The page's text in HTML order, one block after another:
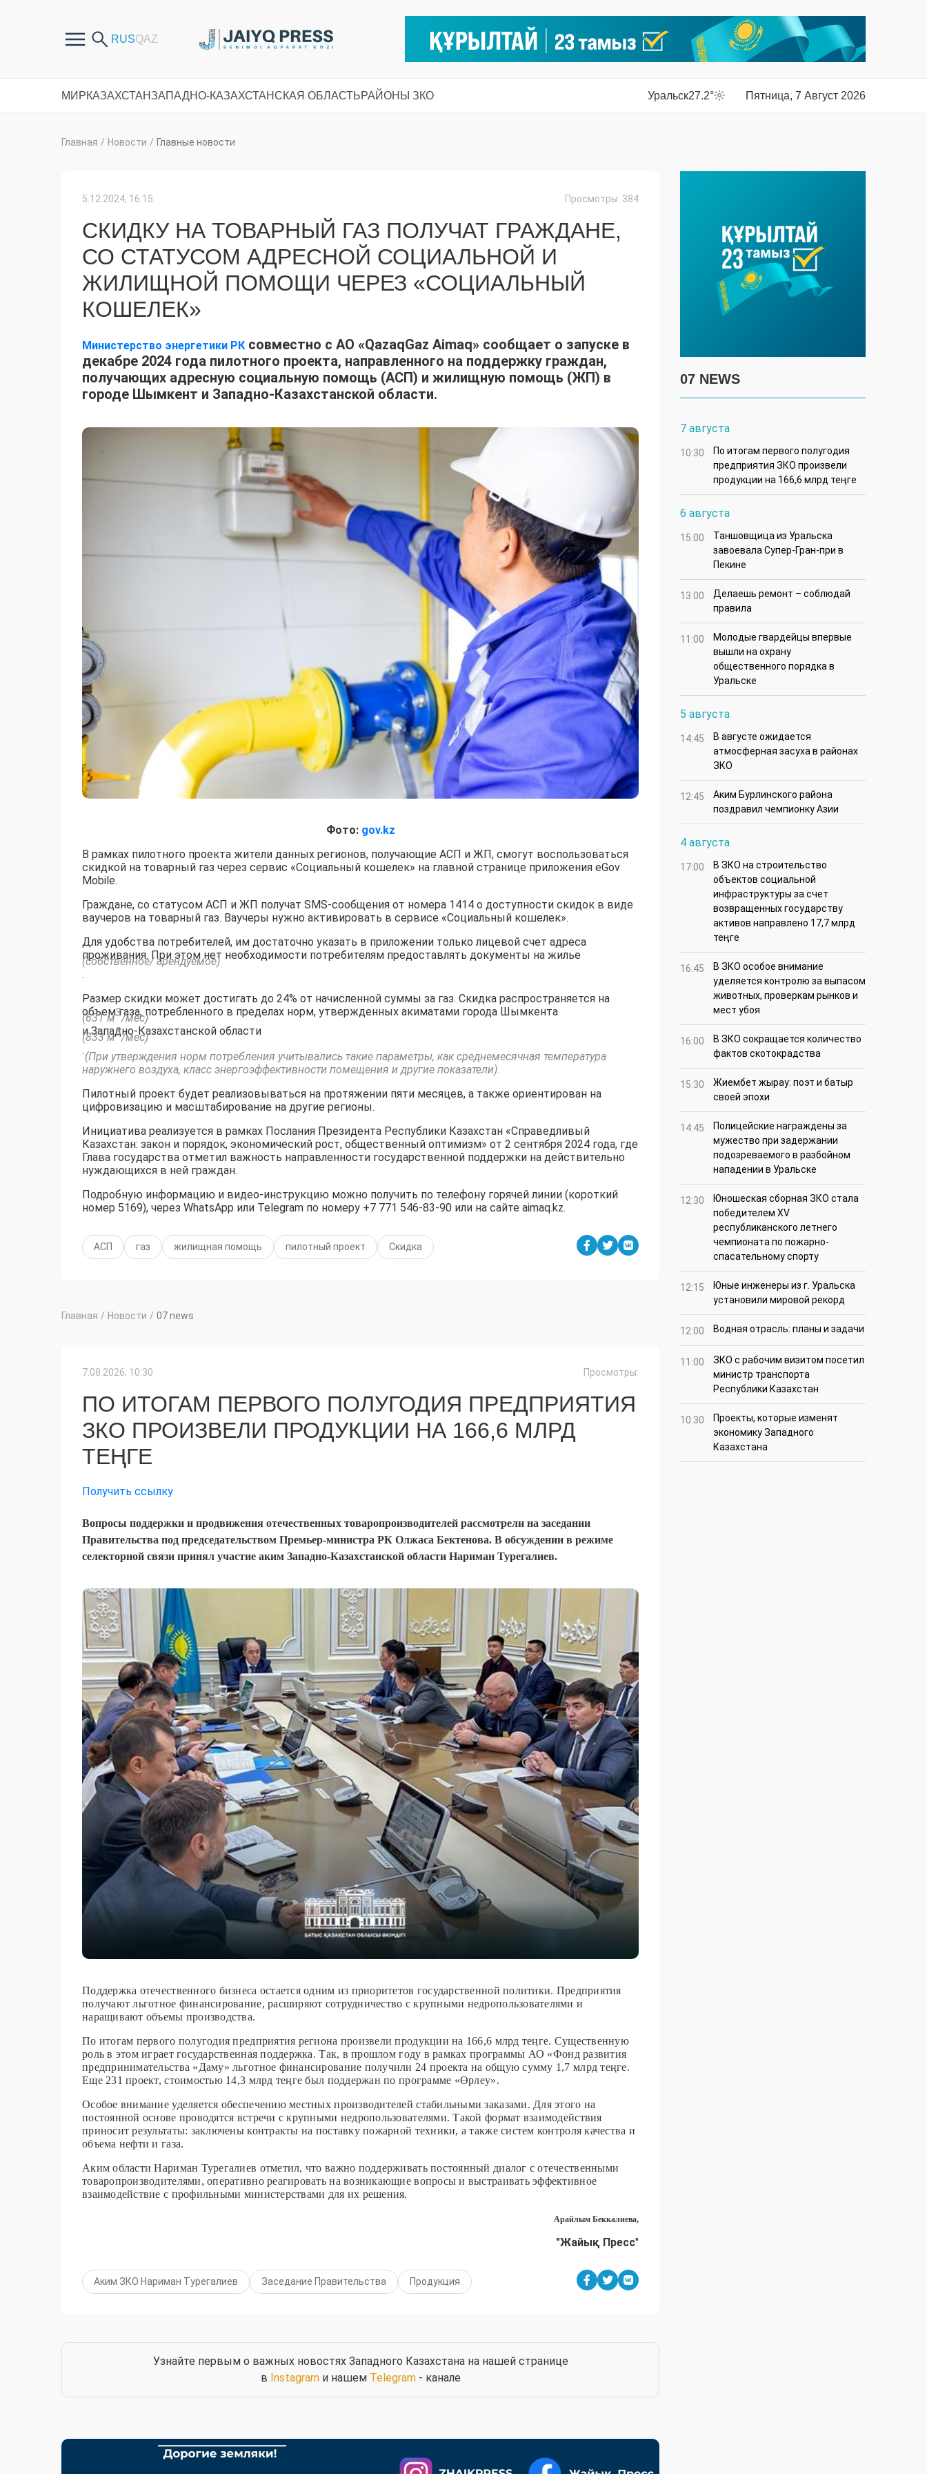
МИРКАЗАХСТАНЗАПАДНО-КАЗАХСТАНСКАЯ ОБЛАСТЬРАЙОНЫ ЗКО Уральск27.2° Пятница, 7 Август 2026
Главная / Новости / Главные новости
5.12.2024, 16:15 Просмотры: 384
СКИДКУ НА ТОВАРНЫЙ ГАЗ ПОЛУЧАТ ГРАЖДАНЕ,
СО СТАТУСОМ АДРЕСНОЙ СОЦИАЛЬНОЙ И
ЖИЛИЩНОЙ ПОМОЩИ ЧЕРЕЗ «СОЦИАЛЬНЫЙ
КОШЕЛЕК»
Министерство энергетики РК совместно с АО «QazaqGaz Aimaq» сообщает о запуске в
декабре 2024 года пилотного проекта, направленного на поддержку граждан,
получающих адресную социальную помощь (АСП) и жилищную помощь (ЖП) в
городе Шымкент и Западно-Казахстанской области.
Фото: gov.kz
В рамках пилотного проекта жители данных регионов, получающие АСП и ЖП, смогут воспользоваться
скидкой на товарный газ через сервис «Социальный кошелек» на главной странице приложения eGov
Mobile.
Граждане, со статусом АСП и ЖП получат SMS-сообщения от номера 1414 о доступности скидок в виде
ваучеров на товарный газ. Ваучеры нужно активировать в сервисе «Социальный кошелек».
Для удобства потребителей, им достаточно указать в приложении только лицевой счет адреса
проживания. При этом нет необходимости потребителям предоставлять документы на жилье
(собственное/ арендуемое)
.
Размер скидки может достигать до 24% от начисленной суммы за газ. Скидка распространяется на
объем газа, потребленного в пределах норм, утвержденных акиматами города Шымкента
(631 м3/мес)
и Западно-Казахстанской области
(833 м3/мес)
.(При утверждения норм потребления учитывались такие параметры, как среднемесячная температура
наружнего воздуха, класс энергоэффективности помещения и другие показатели).
Пилотный проект будет реализовываться на протяжении пяти месяцев, а также ориентирован на
цифровизацию и масштабирование на другие регионы.
Инициатива реализуется в рамках Послания Президента Республики Казахстан «Справедливый
Казахстан: закон и порядок, экономический рост, общественный оптимизм» от 2 сентября 2024 года, где
Глава государства отметил важность направленности государственной поддержки на действительно
нуждающихся в ней граждан.
Подробную информацию и видео-инструкцию можно получить по телефону горячей линии (короткий
номер 5169), через WhatsApp или Telegram по номеру +7 771 546-83-90 или на сайте aimaq.kz.
АСП газ жилищная помощь пилотный проект Скидка
Главная / Новости / 07 news
7.08.2026, 10:30 Просмотры:
ПО ИТОГАМ ПЕРВОГО ПОЛУГОДИЯ ПРЕДПРИЯТИЯ
ЗКО ПРОИЗВЕЛИ ПРОДУКЦИИ НА 166,6 МЛРД
ТЕҢГЕ
Получить ссылку
Вопросы поддержки и продвижения отечественных товаропроизводителей рассмотрели на заседании
Правительства под председательством Премьер-министра РК Олжаса Бектенова. В обсуждении в режиме
селекторной связи принял участие аким Западно-Казахстанской области Нариман Турегалиев.
Поддержка отечественного бизнеса остается одним из приоритетов государственной политики. Предприятия
получают льготное финансирование, расширяют сотрудничество с крупными недропользователями и
наращивают объемы производства.
По итогам первого полугодия предприятия региона произвели продукции на 166,6 млрд теңге. Существенную
роль в этом играет государственная поддержка. Так, в прошлом году в рамках программы АО «Фонд развития
предпринимательства «Даму» льготное финансирование получили 24 проекта на общую сумму 1,7 млрд теңге.
Еще 231 проект, стоимостью 14,3 млрд теңге был поддержан по программе «Өрлеу».
Особое внимание уделяется обеспечению местных производителей стабильными заказами. Для этого на
постоянной основе проводятся встречи с крупными недропользователями. Такой формат взаимодействия
приносит результаты: заключены контракты на поставку пожарной техники, а также систем контроля качества и
объема нефти и газа.
Аким области Нариман Турегалиев отметил, что важно поддерживать постоянный диалог с отечественными
товаропроизводителями, оперативно реагировать на возникающие вопросы и выстраивать эффективное
взаимодействие с профильными министерствами для их решения.
Арайлым Беккалиева,
"Жайық Пресс"
Аким ЗКО Нариман Турегалиев Заседание Правительства Продукция
Узнайте первым о важных новостях Западного Казахстана на нашей странице
в Instagramи нашем Telegram- канале
07 NEWS
7 августа
10:30
По итогам первого полугодия
предприятия ЗКО произвели
продукции на 166,6 млрд теңге
6 августа
15:00
Таншовщица из Уральска
завоевала Супер-Гран-при в
Пекине
13:00
Делаешь ремонт – соблюдай
правила
11:00
Молодые гвардейцы впервые
вышли на охрану
общественного порядка в
Уральске
5 августа
14:45
В августе ожидается
атмосферная засуха в районах
ЗКО
12:45
Аким Бурлинского района
поздравил чемпионку Азии
4 августа
17:00
В ЗКО на строительство
объектов социальной
инфраструктуры за счет
возвращенных государству
активов направлено 17,7 млрд
теңге
16:45
В ЗКО особое внимание
уделяется контролю за выпасом
животных, проверкам рынков и
мест убоя
16:00
В ЗКО сокращается количество
фактов скотокрадства
15:30
Жиембет жырау: поэт и батыр
своей эпохи
14:45
Полицейские награждены за
мужество при задержании
подозреваемого в разбойном
нападении в Уральске
12:30
Юношеская сборная ЗКО стала
победителем XV
республиканского летнего
чемпионата по пожарно-
спасательному спорту
12:15
Юные инженеры из г. Уральска
установили мировой рекорд
12:00 Водная отрасль: планы и задачи
11:00
ЗКО с рабочим визитом посетил
министр транспорта
Республики Казахстан
10:30
Проекты, которые изменят
экономику Западного
Казахстана